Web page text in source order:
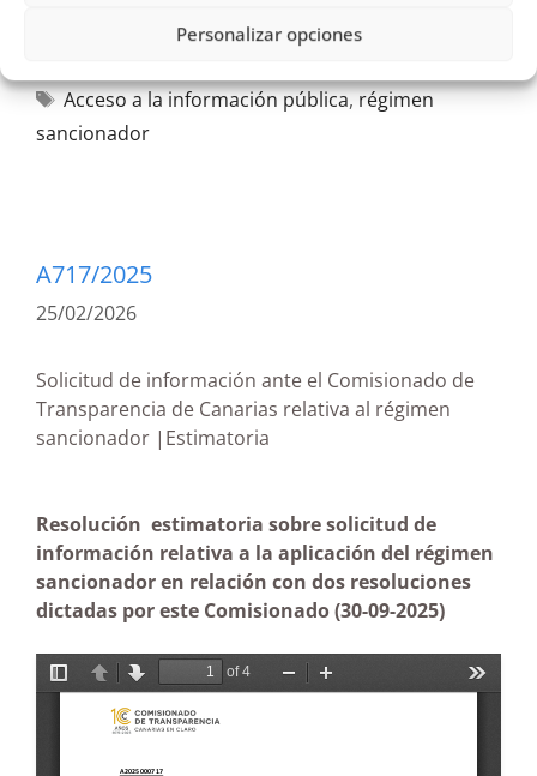
Personalizar opciones
Acceso a la información pública,régimen
sancionador
A717/2025
25/02/2026
Solicitud de información ante el Comisionado de
Transparencia de Canarias relativa al régimen
sancionador |Estimatoria
Resolución estimatoria sobre solicitud de
información relativa a la aplicación del régimen
sancionador en relación con dos resoluciones
dictadas por este Comisionado(30-09-2025)